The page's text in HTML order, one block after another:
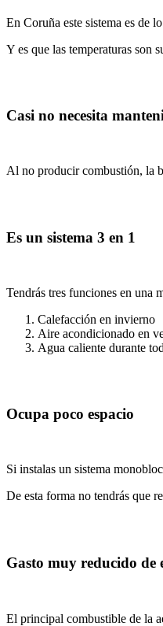
En Coruña este sistema es de
Y es que las temperaturas son
Casi no necesita
Al no producir combustión, la
Es un sistema 3 en 1
Tendrás tres funciones en una
Calefacción en invierno
Aire acondicionado en
Agua caliente durante
Ocupa poco espacio
Si instalas un sistema
De esta forma no tendrás que
Gasto muy reducido de
El principal combustible de la